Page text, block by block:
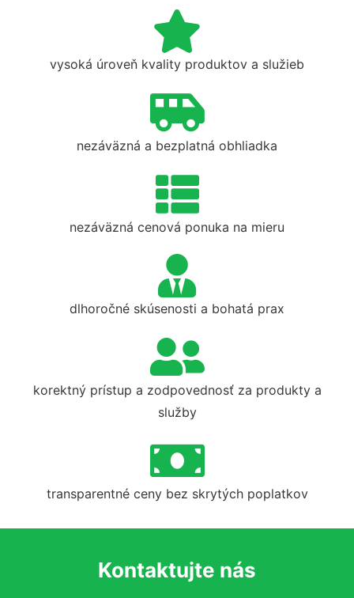
vysoká úroveň kvality produktov a služieb
nezáväzná a bezplatná obhliadka
nezáväzná cenová ponuka na mieru
dlhoročné skúsenosti a bohatá prax
korektný prístup a zodpovednosť za produkty a
služby
transparentné ceny bez skrytých poplatkov
Kontaktujte nás